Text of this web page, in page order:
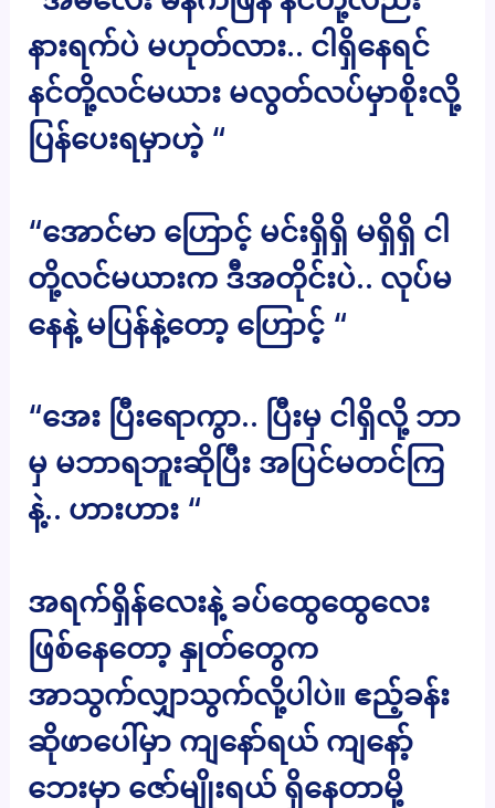
နားရက်ပဲ မဟုတ်လား.. ငါရှိနေရင်
နင်တို့လင်မယား မလွတ်လပ်မှာစိုးလို့
ပြန်ပေးရမှာဟဲ့ “
“အောင်မာ ဟြောင့် မင်းရှိရှိ မရှိရှိ ငါ
တို့လင်မယားက ဒီအတိုင်းပဲ.. လုပ်မ
နေနဲ့ မပြန်နဲ့တော့ ဟြောင့် “
“အေး ပြီးရောကွာ.. ပြီးမှ ငါရှိလို့ ဘာ
မှ မဘာရဘူးဆိုပြီး အပြင်မတင်ကြ
နဲ့.. ဟားဟား “
အရက်ရှိန်လေးနဲ့ ခပ်ထွေထွေလေး
ဖြစ်နေတော့ နှုတ်တွေက
အာသွက်လျှာသွက်လို့ပါပဲ။ ဧည့်ခန်း
ဆိုဖာပေါ်မှာ ကျနော်ရယ် ကျနော့်
ဘေးမှာ ဇော်မျိုးရယ် ရှိနေတာမို့